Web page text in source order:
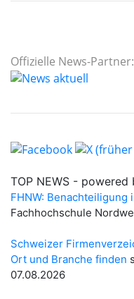
Offizielle News-Partner: